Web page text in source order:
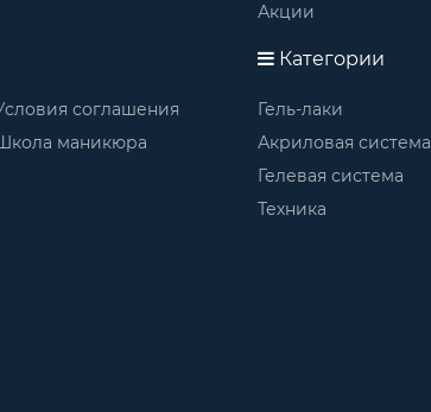
Акции
соглашения
маникюра
Категории
Гель-лаки
Акриловая система
Гелевая система
Техника